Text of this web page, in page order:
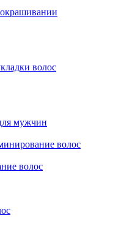
волос
мужчин
волос
волос